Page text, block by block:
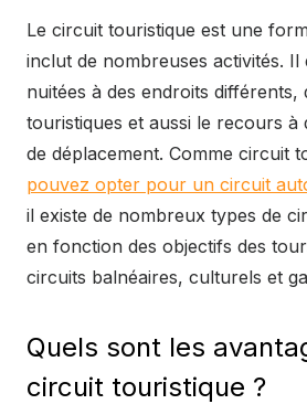
Le circuit touristique est une
inclut de nombreuses activités. Il
nuitées à des endroits différents,
touristiques et aussi le recours à
de déplacement. Comme circuit
pouvez opter pour un circuit
il existe de nombreux types de
en fonction des objectifs des
circuits balnéaires, culturels et
Quels sont les
circuit touristique ?